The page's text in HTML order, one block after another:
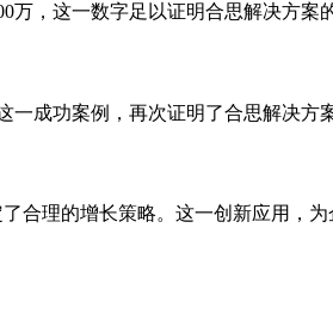
，这一数字足以证明合思解决方案
成功案例，再次证明了合思解决方
理的增长策略。这一创新应用，为